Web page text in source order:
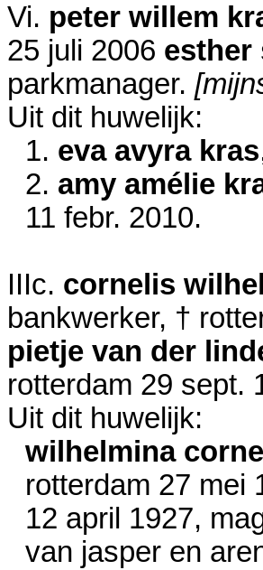
Vi. peter willem
25 juli 2006 esther
parkmanager.
Uit dit huwelijk:
1. eva avyra kras
2. amy amélie
11 febr. 2010.
IIIc. cornelis
bankwerker, †
pietje van der
rotterdam 29 sept.
Uit dit huwelijk:
wilhelmina
rotterdam 27 mei
12 april 1927,
van jasper en